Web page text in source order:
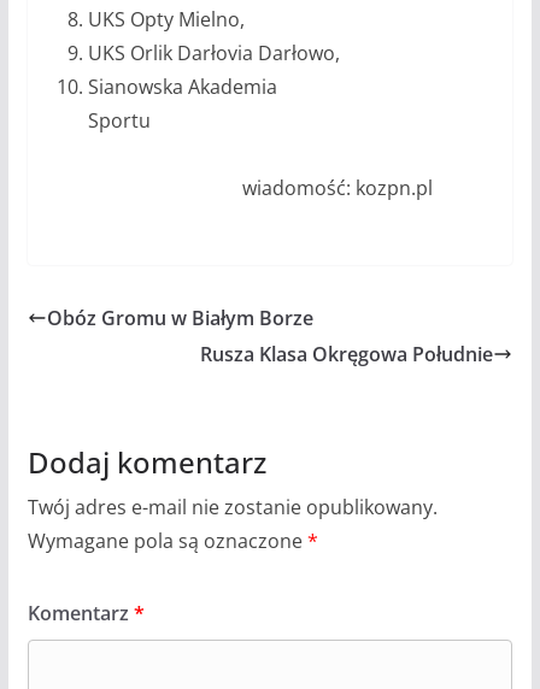
UKS Opty Mielno,
UKS Orlik Darłovia Darłowo,
Sianowska Akademia
Sportu
wiadomość: kozpn.pl
Obóz Gromu w Białym Borze
Rusza Klasa Okręgowa Południe
Dodaj komentarz
Twój adres e-mail nie zostanie opublikowany.
Wymagane pola są oznaczone*
Komentarz *